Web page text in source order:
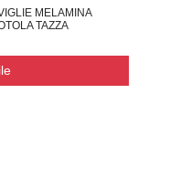
MELAMINA
TAZZA